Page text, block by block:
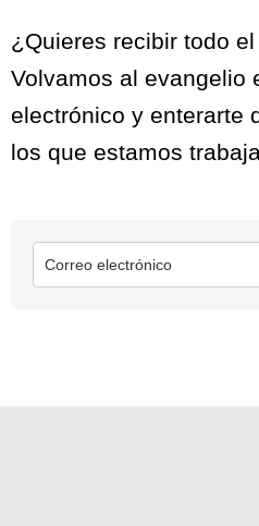
¿Quieres recibir todo
Volvamos al evangelio
electrónico y enterarte
los que estamos